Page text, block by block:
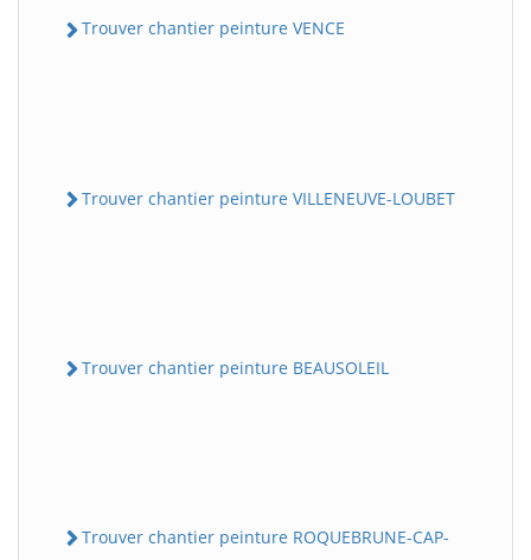
Trouver chantier peinture VENCE
Trouver chantier peinture VILLENEUVE-LOUBET
Trouver chantier peinture BEAUSOLEIL
Trouver chantier peinture ROQUEBRUNE-CAP-